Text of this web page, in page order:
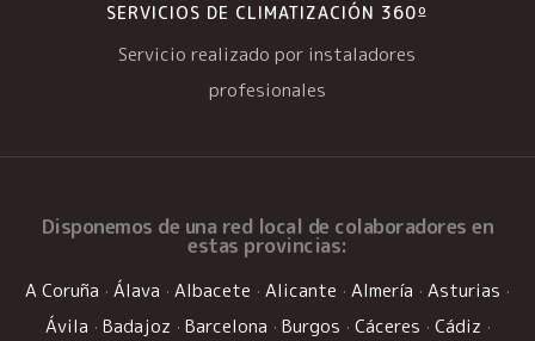
SERVICIOS DE CLIMATIZACIÓN 360º
Servicio realizado por instaladores
profesionales
Disponemos de una red local de colaboradores en
estas provincias:
A Coruña · Álava · Albacete · Alicante · Almería · Asturias ·
Ávila · Badajoz · Barcelona · Burgos · Cáceres · Cádiz ·